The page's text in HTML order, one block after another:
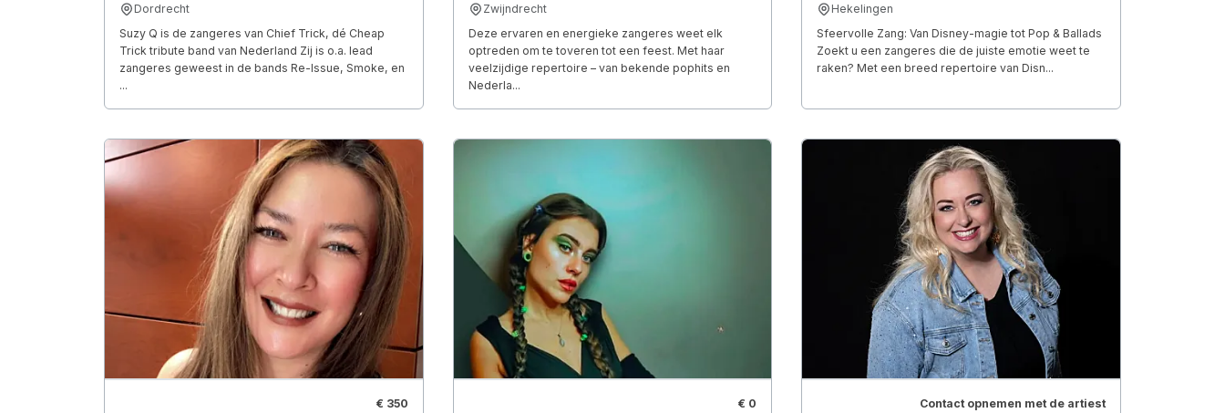
Dordrecht
Suzy Q is de zangeres van Chief Trick, dé Cheap
Trick tribute band van Nederland Zij is o.a. lead
zangeres geweest in de bands Re-Issue, Smoke, en
...
Zwijndrecht
Deze ervaren en energieke zangeres weet elk
optreden om te toveren tot een feest. Met haar
veelzijdige repertoire – van bekende pophits en
Nederla...
Hekelingen
​Sfeervolle Zang: Van Disney-magie tot Pop & Ballads ​
Zoekt u een zangeres die de juiste emotie weet te
raken? Met een breed repertoire van Disn...
€ 350 € 0 Contact opnemen met de artiest